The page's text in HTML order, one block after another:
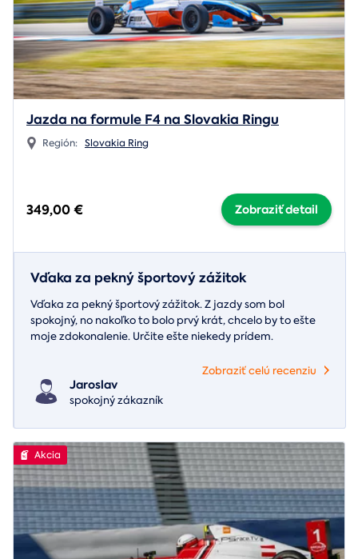
Jazda na formule F4 na Slovakia Ringu
Región: Slovakia Ring
349,00 € Zobraziť detail
Vďaka za pekný športový zážitok
Vďaka za pekný športový zážitok. Z jazdy som bol
spokojný, no nakoľko to bolo prvý krát, chcelo by to ešte
moje zdokonalenie. Určite ešte niekedy prídem.
Zobraziť celú recenziu
Jaroslav
spokojný zákazník
Akcia